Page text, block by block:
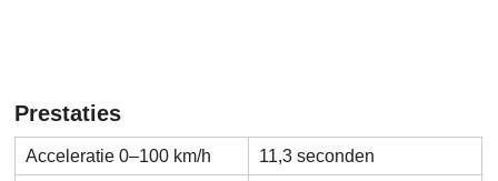
Prestaties
Acceleratie 0–100 km/h 11,3 seconden